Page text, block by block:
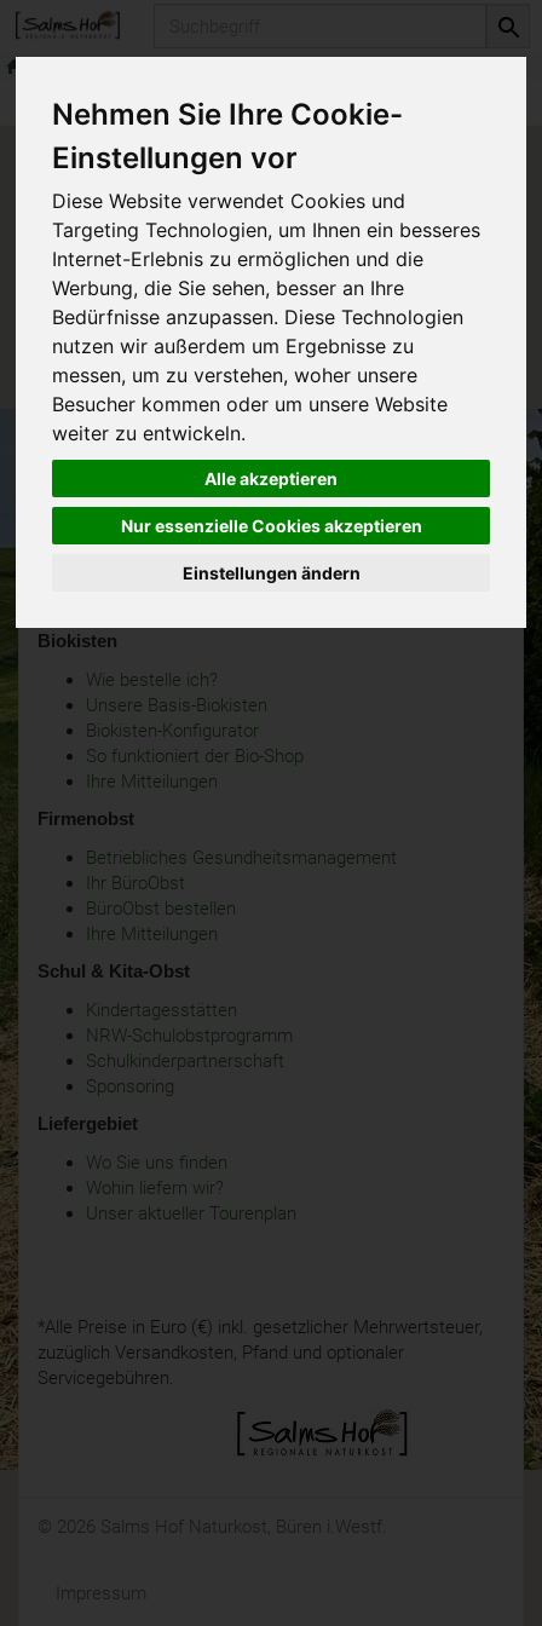
Nehmen Sie Ihre Cookie-
Einstellungen vor
Diese Website verwendet Cookies und
Targeting Technologien, um Ihnen ein besseres
Internet-Erlebnis zu ermöglichen und die
Werbung, die Sie sehen, besser an Ihre
Bedürfnisse anzupassen. Diese Technologien
nutzen wir außerdem um Ergebnisse zu
messen, um zu verstehen, woher unsere
Besucher kommen oder um unsere Website
weiter zu entwickeln.
Alle akzeptieren
Nur essenzielle Cookies akzeptieren
Einstellungen ändern
Produkte Vorratskammer Brotaufstriche
Produkt "Mandel Schmelz"
nicht verfügbar.
Das von Ihnen gesuchte Produkt ist leider zur Zeit
nicht verfügbar.
Biokisten
Wie bestelle ich?
Unsere Basis-Biokisten
Biokisten-Konfigurator
So funktioniert der Bio-Shop
Ihre Mitteilungen
Firmenobst
Betriebliches Gesundheitsmanagement
Ihr BüroObst
BüroObst bestellen
Ihre Mitteilungen
Schul & Kita-Obst
Kindertagesstätten
NRW-Schulobstprogramm
Schulkinderpartnerschaft
Sponsoring
Liefergebiet
Wo Sie uns finden
Wohin liefern wir?
Unser aktueller Tourenplan
*Alle Preise in Euro (€) inkl. gesetzlicher Mehrwertsteuer,
zuzüglich Versandkosten, Pfand und optionaler
Servicegebühren.
© 2026 Salms Hof Naturkost, Büren i.Westf.
Impressum